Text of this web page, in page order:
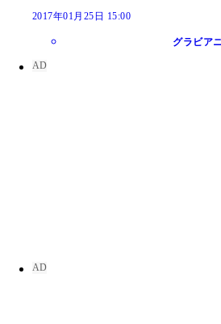
2017年01月25日 15:00
グラビア